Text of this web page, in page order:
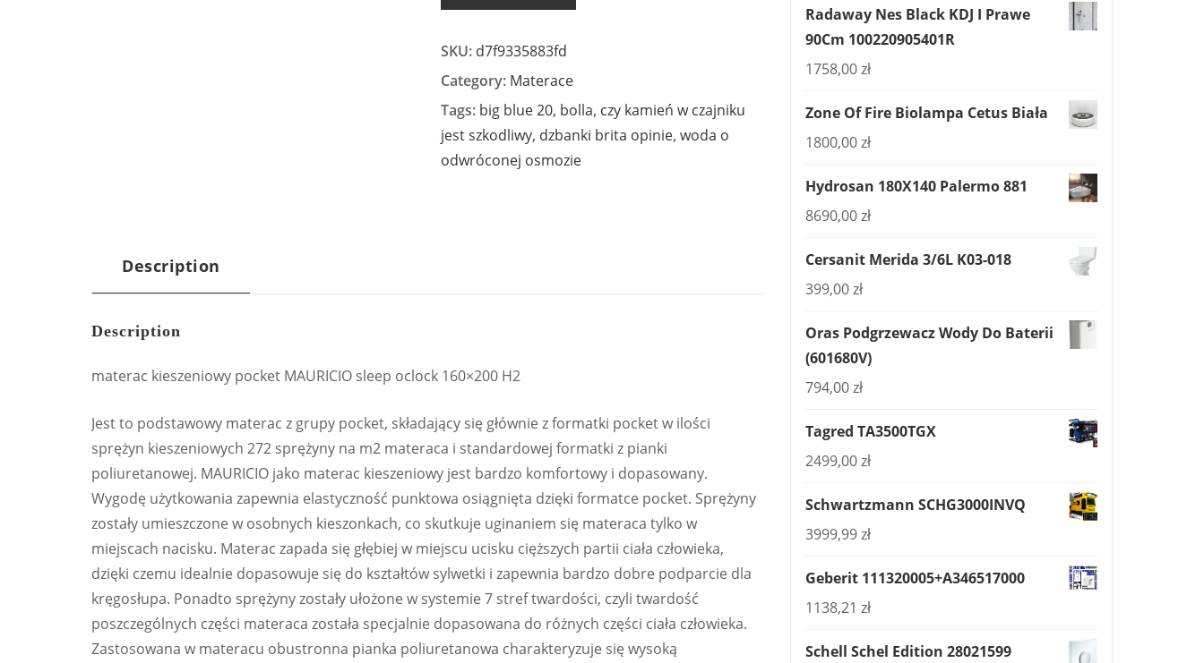
SKU: d7f9335883fd
Category: Materace
Tags: big blue 20, bolla, czy kamień w czajniku
jest szkodliwy, dzbanki brita opinie, woda o
odwróconej osmozie
Description
Description
materac kieszeniowy pocket MAURICIO sleep oclock 160×200 H2
Jest to podstawowy materac z grupy pocket, składający się głównie z formatki pocket w ilości
sprężyn kieszeniowych 272 sprężyny na m2 materaca i standardowej formatki z pianki
poliuretanowej. MAURICIO jako materac kieszeniowy jest bardzo komfortowy i dopasowany.
Wygodę użytkowania zapewnia elastyczność punktowa osiągnięta dzięki formatce pocket. Sprężyny
zostały umieszczone w osobnych kieszonkach, co skutkuje uginaniem się materaca tylko w
miejscach nacisku. Materac zapada się głębiej w miejscu ucisku cięższych partii ciała człowieka,
dzięki czemu idealnie dopasowuje się do kształtów sylwetki i zapewnia bardzo dobre podparcie dla
kręgosłupa. Ponadto sprężyny zostały ułożone w systemie 7 stref twardości, czyli twardość
poszczególnych części materaca została specjalnie dopasowana do różnych części ciała człowieka.
Zastosowana w materacu obustronna pianka poliuretanowa charakteryzuje się wysoką
Radaway Nes Black KDJ I Prawe
90Cm 100220905401R
1758,00zł
Zone Of Fire Biolampa Cetus Biała
1800,00zł
Hydrosan 180X140 Palermo 881
8690,00zł
Cersanit Merida 3/6L K03-018
399,00zł
Oras Podgrzewacz Wody Do Baterii
(601680V)
794,00zł
Tagred TA3500TGX
2499,00zł
Schwartzmann SCHG3000INVQ
3999,99zł
Geberit 111320005+A346517000
1138,21 zł
Schell Schel Edition 28021599